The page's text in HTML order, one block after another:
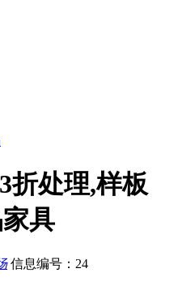
折处理,样板
具
信息编号：24